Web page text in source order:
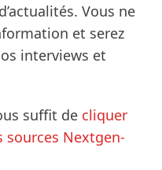
Vous ne
et serez
interviews et
suffit de cliquer
sources Nextgen-